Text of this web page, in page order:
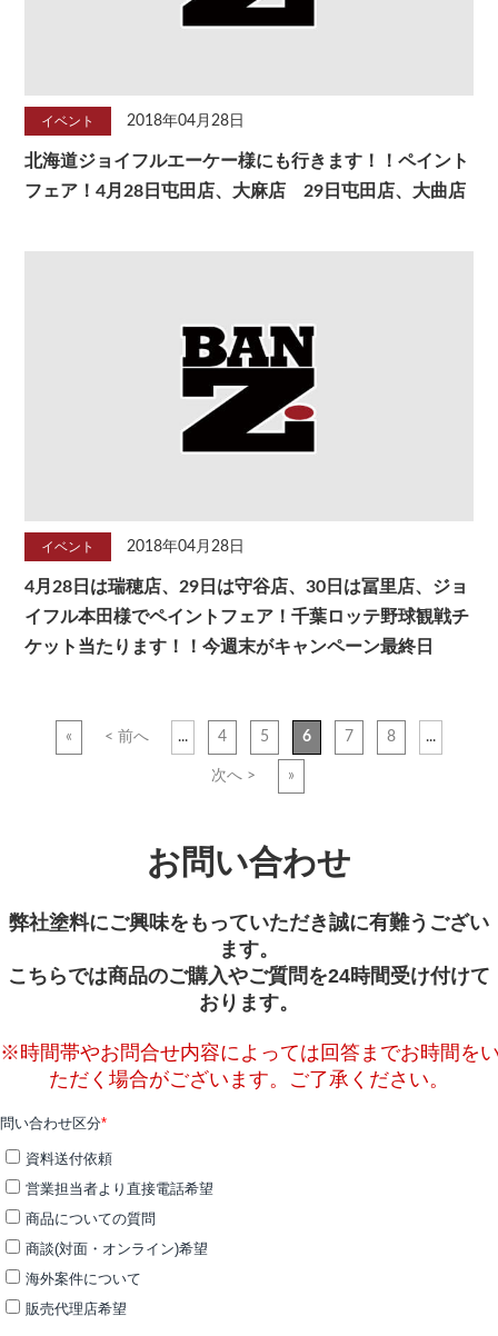
イベント 2018年04月28日
北海道ジョイフルエーケー様にも行きます！！ペイント
フェア！4月28日屯田店、大麻店 29日屯田店、大曲店
イベント 2018年04月28日
4月28日は瑞穂店、29日は守谷店、30日は冨里店、ジョ
イフル本田様でペイントフェア！千葉ロッテ野球観戦チ
ケット当たります！！今週末がキャンペーン最終日
« < 前へ ... 4 5 6 7 8 ...
次へ > »